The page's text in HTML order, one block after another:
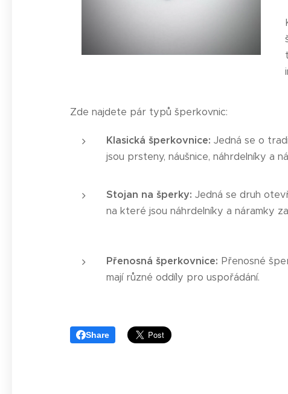
Zde najdete pár typů šperkovnic:
Klasická šperkovnice: Jedná se o
jsou prsteny, náušnice, náhrdelníky a
Stojan na šperky: Jedná se druh
na které jsou náhrdelníky a náramky
Přenosná šperkovnice: Přenosné
mají různé oddíly pro uspořádání.
Share